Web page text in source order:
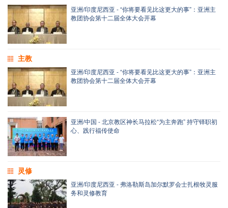
亚洲/印度尼西亚 - “你将要看见比这更大的事”：亚洲主
教团协会第十二届全体大会开幕
主教
亚洲/印度尼西亚 - “你将要看见比这更大的事”：亚洲主
教团协会第十二届全体大会开幕
亚洲/中国 - 北京教区神长马拉松“为主奔跑” 持守铎职初
心、践行福传使命
灵修
亚洲/印度尼西亚 - 弗洛勒斯岛加尔默罗会士扎根牧灵服
务和灵修教育